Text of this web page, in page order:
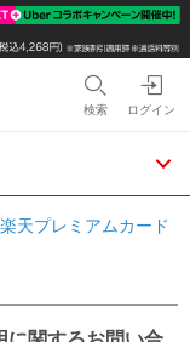
検索 ログイン
楽天プレミアムカード